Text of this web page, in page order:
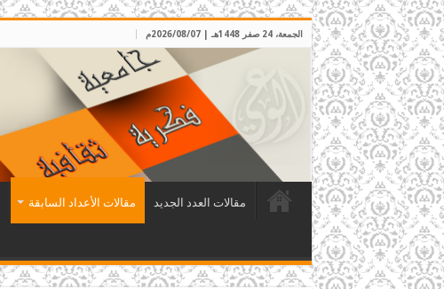
الجمعة، 24 صفر 1448هـ | 2026/08/07م
مقالات العدد الجديد مقالات الأعداد السابقة